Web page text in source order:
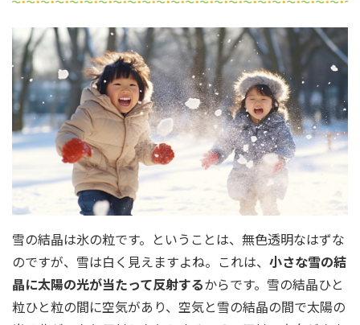
雪の結晶は氷の粒です。ということは、無色透明なはずな
のですが、雪は白く見えますよね。これは、 小さな雪の結
晶に太陽の光が当たって反射するからです。雪の結晶ひと
粒ひと粒の間に空気があり、空気と雪の結晶の間で太陽の